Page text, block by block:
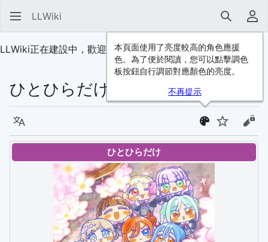
LLWiki 搜尋 使
LLWiki正在建設中，歡迎 加入我們！
ひとひらだけ
語言 監視 檢
ひとひらだけ
本頁面使用了亮度較高的角色應援
色。為了便於閱讀，您可以點擊調色
板按鈕自行調節對應顏色的亮度。
不再提示